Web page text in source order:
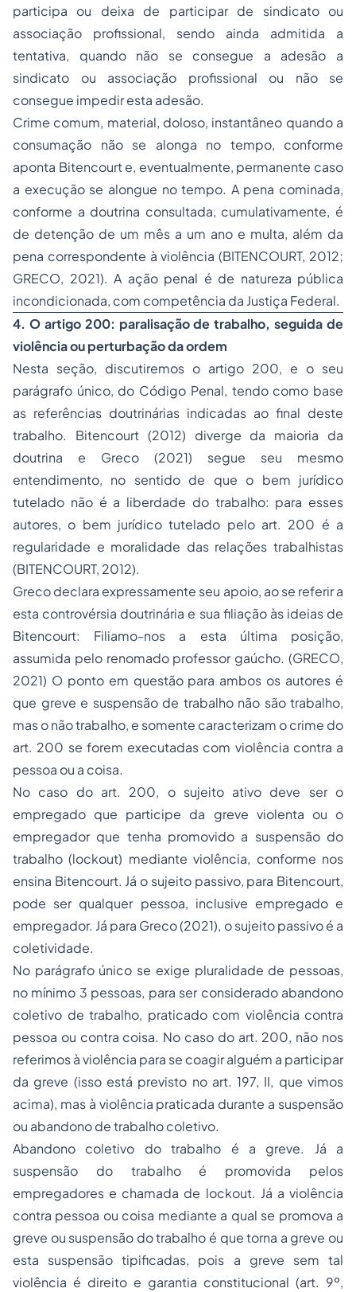
participa ou deixa de participar de sindicato ou
associação profissional, sendo ainda admitida a
tentativa, quando não se consegue a adesão a
sindicato ou associação profissional ou não se
consegue impedir esta adesão.
Crime comum, material, doloso, instantâneo quando a
consumação não se alonga no tempo, conforme
aponta Bitencourt e, eventualmente, permanente caso
a execução se alongue no tempo. A pena cominada,
conforme a doutrina consultada, cumulativamente, é
de detenção de um mês a um ano e multa, além da
pena correspondente à violência (BITENCOURT, 2012;
GRECO, 2021). A ação penal é de natureza pública
incondicionada, com competência da Justiça Federal.
4. O artigo 200: paralisação de trabalho, seguida de
violência ou perturbação da ordem
Nesta seção, discutiremos o artigo 200, e o seu
parágrafo único, do Código Penal, tendo como base
as referências doutrinárias indicadas ao final deste
trabalho. Bitencourt (2012) diverge da maioria da
doutrina e Greco (2021) segue seu mesmo
entendimento, no sentido de que o bem jurídico
tutelado não é a liberdade do trabalho: para esses
autores, o bem jurídico tutelado pelo art. 200 é a
regularidade e moralidade das relações trabalhistas
(BITENCOURT, 2012).
Greco declara expressamente seu apoio, ao se referir a
esta controvérsia doutrinária e sua filiação às ideias de
Bitencourt: Filiamo-nos a esta última posição,
assumida pelo renomado professor gaúcho. (GRECO,
2021) O ponto em questão para ambos os autores é
que greve e suspensão de trabalho não são trabalho,
mas o não trabalho, e somente caracterizam o crime do
art. 200 se forem executadas com violência contra a
pessoa ou a coisa.
No caso do art. 200, o sujeito ativo deve ser o
empregado que participe da greve violenta ou o
empregador que tenha promovido a suspensão do
trabalho (lockout) mediante violência, conforme nos
ensina Bitencourt. Já o sujeito passivo, para Bitencourt,
pode ser qualquer pessoa, inclusive empregado e
empregador. Já para Greco (2021), o sujeito passivo é a
coletividade.
No parágrafo único se exige pluralidade de pessoas,
no mínimo 3 pessoas, para ser considerado abandono
coletivo de trabalho, praticado com violência contra
pessoa ou contra coisa. No caso do art. 200, não nos
referimos à violência para se coagir alguém a participar
da greve (isso está previsto no art. 197, II, que vimos
acima), mas à violência praticada durante a suspensão
ou abandono de trabalho coletivo.
Abandono coletivo do trabalho é a greve. Já a
suspensão do trabalho é promovida pelos
empregadores e chamada de lockout. Já a violência
contra pessoa ou coisa mediante a qual se promova a
greve ou suspensão do trabalho é que torna a greve ou
esta suspensão tipificadas, pois a greve sem tal
violência é direito e garantia constitucional (art. 9º,